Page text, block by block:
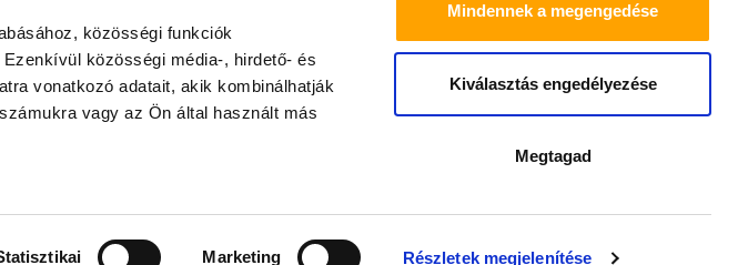
közösségi funkciók
közösségi média-, hirdető- és
vonatkozó adatait, akik kombinálhatják
vagy az Ön által használt más
Marketing Részletek megjelenítése
Mindennek a megengedése
Kiválasztás engedélyezése
Megtagad
Bartók Béla
1114 Budapest, Bartók Béla út 71.